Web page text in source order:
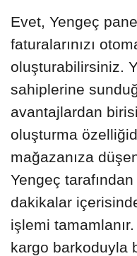
Evet, Yengeç
faturalarınızı
oluşturabilirsiniz.
sahiplerine
avantajlardan
oluşturma
mağazanıza
Yengeç
dakikalar
işlemi
kargo barkoduyla